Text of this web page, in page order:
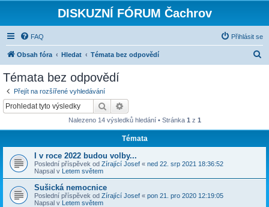
DISKUZNÍ FÓRUM Čachrov
FAQ Přihlásit se
Obsah fóra Hledat Témata bez odpovědí
Témata bez odpovědí
Přejít na rozšířené vyhledávání
Hledat
Nalezeno 14 výsledků hledání • Stránka 1 z 1
Témata
I v roce 2022 budou volby...
Poslední příspěvek od Zírající Josef « ned 22. srp 2021 18:36:52
Napsal v Letem světem
Sušická nemocnice
Poslední příspěvek od Zírající Josef « pon 21. pro 2020 12:19:05
Napsal v Letem světem